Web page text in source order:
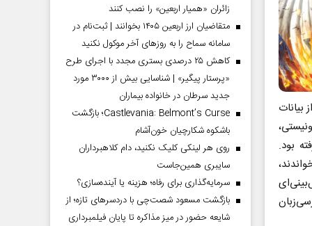
بیانات
بود.
پیش‌بینی‌ای‌
زائران «همیار اربعین» را نصب کنند
متقاضیان ارز اربعین ۱۴۰۵ بخوانند | ثبت‌نام در
سامانه سماح را به روز‌های آخر موکول نکنید
کاهش ۲۵ درصدی بستری مجدد با اجرای طرح
«پرستار پیگیر» | شناسایی بیش از ۳۰۰۰ مورد
جدید سرطان در خانواده بیماران
Castlevania: Belmont’s Curse؛ بازگشت
باشکوه شکارچیان خون‌آشام
روی هر لینکی کلیک نکنید، دام کلاهبرداران
سایبری همین‌جاست
سرمایه‌گذاری برای رفاه؛ هزینه یا آینده‌سازی؟
بازگشت مسعود شصت‌چی با دردسر‌های تازه؛ از
شایعه حضور در میز مذاکره تا پایان فیلمبرداری